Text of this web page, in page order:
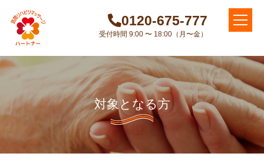
0120-675-777
受付時間 9:00 〜 18:00（月〜金）
対象となる方